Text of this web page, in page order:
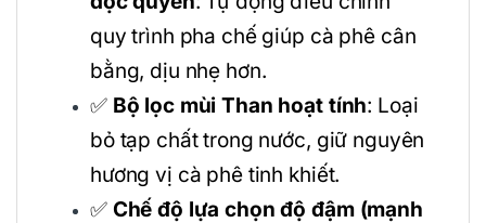
quy trình pha chế giúp cà phê cân
bằng, dịu nhẹ hơn.
✅ Bộ lọc mùi Than hoạt tính: Loại
bỏ tạp chất trong nước, giữ nguyên
hương vị cà phê tinh khiết.
✅ Chế độ lựa chọn độ đậm (mạnh